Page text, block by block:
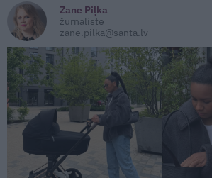
Zane Piļka
žurnāliste
zane.pilka@santa.lv